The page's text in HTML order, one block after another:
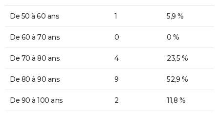
De 50 à 60 ans 1 5,9 %
De 60 à 70 ans 0 0 %
De 70 à 80 ans 4 23,5 %
De 80 à 90 ans 9 52,9 %
De 90 à 100 ans 2 11,8 %